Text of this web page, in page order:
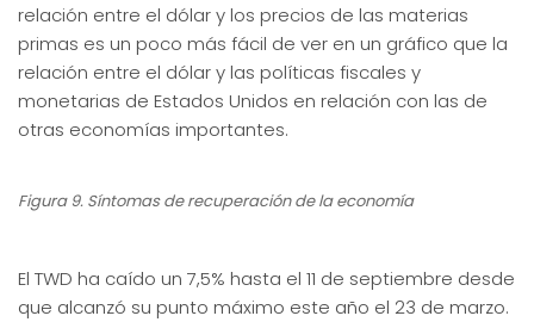
relación entre el dólar y los precios de las materias
primas es un poco más fácil de ver en un gráfico que la
relación entre el dólar y las políticas fiscales y
monetarias de Estados Unidos en relación con las de
otras economías importantes.
Figura 9. Síntomas de recuperación de la economía
El TWD ha caído un 7,5% hasta el 11 de septiembre desde
que alcanzó su punto máximo este año el 23 de marzo.